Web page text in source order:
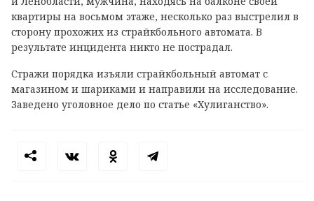
квартиры на восьмом этаже, несколько раз выстрелил в
сторону прохожих из страйкбольного автомата. В
результате инцидента никто не пострадал.
Стражи порядка изъяли страйкбольный автомат с
магазином и шариками и направили на исследование.
Заведено уголовное дело по статье «Хулиганство».